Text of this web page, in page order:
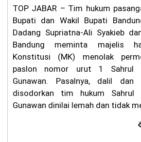
a
m,
Fa
rh
an
Si
ap
ka
n
ur
an
TOP JABAR – Tim hukum
Bupati dan Wakil Bupati
Dadang Supriatna-Ali Syakieb
Bandung meminta majelis
Konstitusi (MK) menolak
paslon nomor urut 1 Sahrul
Gunawan. Pasalnya, dalil dan
disodorkan tim hukum Sahrul
Gunawan dinilai lemah dan tidak